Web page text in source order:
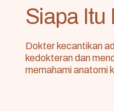
Siapa Itu
Dokter kecantikan
kedokteran dan
memahami anatomi